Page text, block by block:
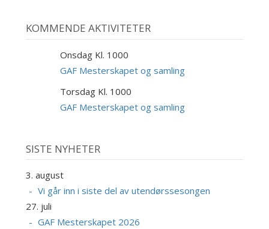
KOMMENDE AKTIVITETER
Onsdag Kl. 1000
GAF Mesterskapet og samling
Torsdag Kl. 1000
GAF Mesterskapet og samling
SISTE NYHETER
3. august
Vi går inn i siste del av utendørssesongen
27. juli
GAF Mesterskapet 2026